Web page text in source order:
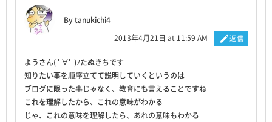
By tanukichi4
2013年4月21日 at 11:59 AM
返信
ようさん( ﾟ∀ﾟ )ﾉたぬきちです
知りたい事を順序立てて説明していくというのは
ブログに限った事じゃなく、教育にも言えることですね
これを理解したから、これの意味がわかる
じゃ、これの意味を理解したら、あれの意味もわかる